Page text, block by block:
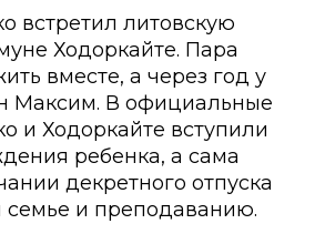
встретил литовскую
Ходоркайте. Пара
вместе, а через год у
Максим. В официальные
и Ходоркайте вступили
ребенка, а сама
декретного отпуска
семье и преподаванию.